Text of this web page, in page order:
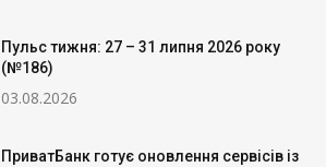
Пульс тижня: 27 – 31 липня 2026 року
(№186)
03.08.2026
ПриватБанк готує оновлення сервісів із